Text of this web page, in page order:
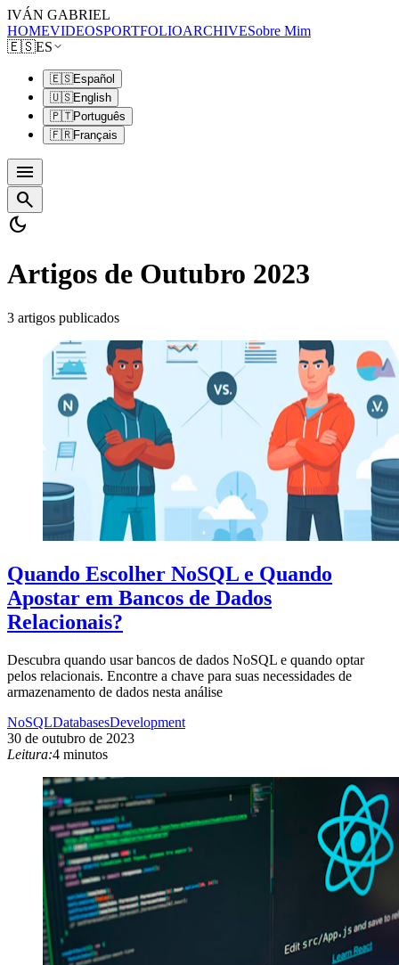
IVÁN GABRIEL
HOMEVIDEOSPORTFOLIOARCHIVESobre Mim
🇪🇸ES
🇪🇸Español
🇺🇸English
🇵🇹Português
🇫🇷Français
menu
search
dark_mode
Artigos de Outubro 2023
3 artigos publicados
Quando Escolher NoSQL e Quando
Apostar em Bancos de Dados
Relacionais?
Descubra quando usar bancos de dados NoSQL e quando optar
pelos relacionais. Encontre a chave para suas necessidades de
armazenamento de dados nesta análise
NoSQLDatabasesDevelopment
30 de outubro de 2023
Leitura:4 minutos